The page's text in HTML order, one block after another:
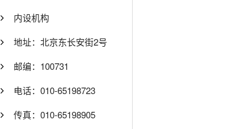
内设机构
地址：北京东长安街2号
邮编：100731
电话：010-65198723
传真：010-65198905